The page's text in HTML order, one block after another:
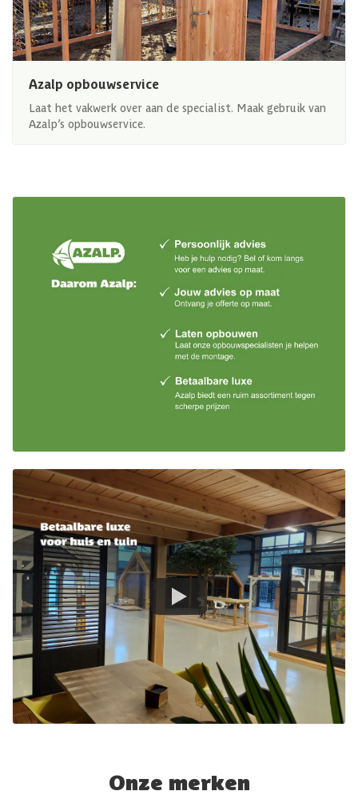
Azalp opbouwservice
Laat het vakwerk over aan de specialist. Maak gebruik van
Azalp’s opbouwservice.
Onze merken